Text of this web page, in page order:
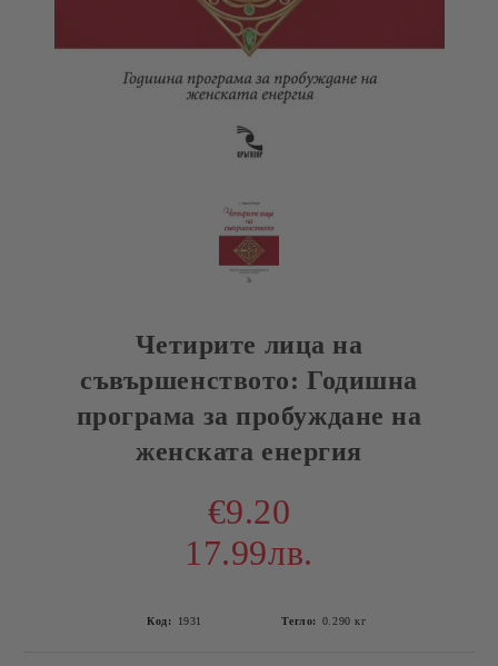
Четирите лица на
съвършенството: Годишна
програма за пробуждане на
женската енергия
€9.20
17.99лв.
Код: 1931 Тегло: 0.290 кг